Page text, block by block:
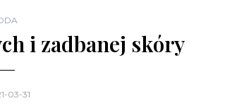
i zadbanej skóry
03-31